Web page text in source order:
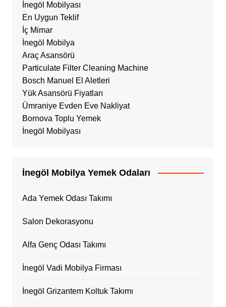
İnegöl Mobilyası
En Uygun Teklif
İç Mimar
İnegöl Mobilya
Araç Asansörü
Particulate Filter Cleaning Machine
Bosch Manuel El Aletleri
Yük Asansörü Fiyatları
Ümraniye Evden Eve Nakliyat
Bornova Toplu Yemek
İnegöl Mobilyası
İnegöl Mobilya Yemek Odaları
Ada Yemek Odası Takımı
Salon Dekorasyonu
Alfa Genç Odası Takımı
İnegöl Vadi Mobilya Firması
İnegöl Grizantem Koltuk Takımı